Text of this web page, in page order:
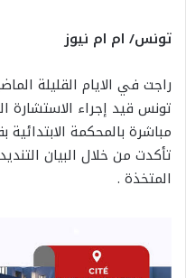
تونس/ ام ام نيوز
راجت في الايام القليلة
مباشرة بالمحكمة
المتخذة .